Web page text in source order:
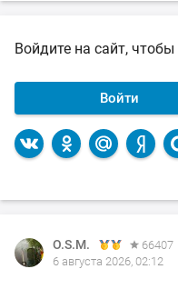
Войдите на сайт,
Войти
O.S.M.
66407
6 августа 2026, 02:12
O.S.M.
66407
5 августа 2026, 11:00
O.S.M.
66407
5 августа 2026, 00:02
O.S.M.
66407
4 августа 2026, 23:59
O.S.M.
66407
4 августа 2026, 12:24